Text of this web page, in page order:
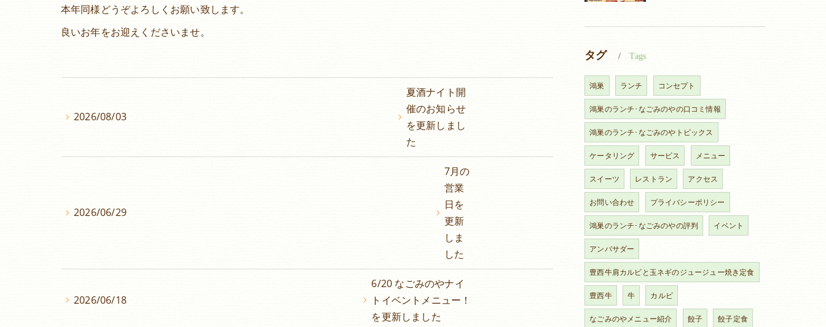
本年同様どうぞよろしくお願い致します。
良いお年をお迎えくださいませ。
2026/08/03
夏酒ナイト開
催のお知らせ
を更新しまし
た
2026/06/29
7月の
営業
日を
更新
しま
した
2026/06/18
6/20 なごみのやナイ
トイベントメニュー！
を更新しました
タグ Tags
鴻巣 ランチ コンセプト
鴻巣のランチ･なごみのやの口コミ情報
鴻巣のランチ･なごみのやトピックス
ケータリング サービス メニュー
スイーツ レストラン アクセス
お問い合わせ プライバシーポリシー
鴻巣のランチ･なごみのやの評判 イベント
アンバサダー
豊西牛肩カルビと玉ネギのジュージュー焼き定食
豊西牛 牛 カルビ
なごみのやメニュー紹介 餃子 餃子定食